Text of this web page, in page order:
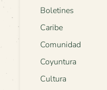
Boletines
Caribe
Comunidad
Coyuntura
Cultura